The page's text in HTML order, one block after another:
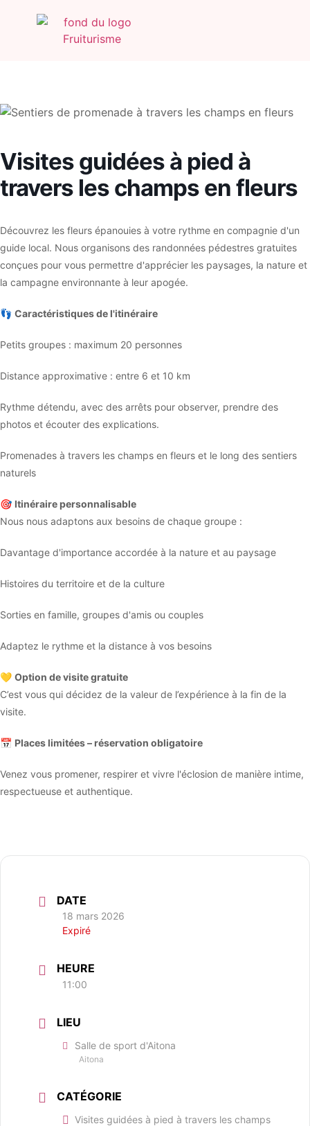
Visites guidées à pied à
travers les champs en fleurs
Découvrez les fleurs épanouies à votre rythme en compagnie d'un
guide local. Nous organisons des randonnées pédestres gratuites
conçues pour vous permettre d'apprécier les paysages, la nature et
la campagne environnante à leur apogée.
👣 Caractéristiques de l'itinéraire
Petits groupes : maximum 20 personnes
Distance approximative : entre 6 et 10 km
Rythme détendu, avec des arrêts pour observer, prendre des
photos et écouter des explications.
Promenades à travers les champs en fleurs et le long des sentiers
naturels
🎯 Itinéraire personnalisable
Nous nous adaptons aux besoins de chaque groupe :
Davantage d'importance accordée à la nature et au paysage
Histoires du territoire et de la culture
Sorties en famille, groupes d'amis ou couples
Adaptez le rythme et la distance à vos besoins
💛 Option de visite gratuite
C’est vous qui décidez de la valeur de l’expérience à la fin de la
visite.
📅 Places limitées – réservation obligatoire
Venez vous promener, respirer et vivre l'éclosion de manière intime,
respectueuse et authentique.
DATE
18 mars 2026
Expiré
HEURE
11:00
LIEU
Salle de sport d'Aitona
Aitona
CATÉGORIE
Visites guidées à pied à travers les champs